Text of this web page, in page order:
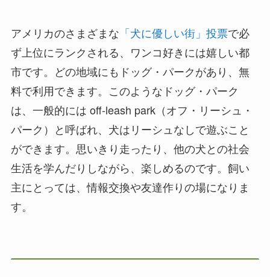
アメリカのさまざまな 「犬に優しい街」投票で必
ず上位にランクされる、ワンコ好きには嬉しい都
市です。どの地域にもドッグ・パークがあり、無
料で利用できます。このようなドッグ・パーク
は、一般的には off-leash park（オフ・リーシュ・
パーク）と呼ばれ、犬はリーシュなしで遊ぶこと
ができます。思いきり走ったり、他の犬との社会
生活を学んだりしながら、楽しめるのです。飼い
主にとっては、情報交換や友達作りの場になりま
す。